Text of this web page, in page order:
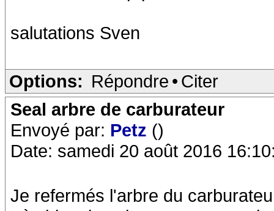
salutations Sven
Options: Répondre • Citer
Seal arbre de carburateur
Envoyé par: Petz ()
Date: samedi 20 août 2016
Je refermés l'arbre du